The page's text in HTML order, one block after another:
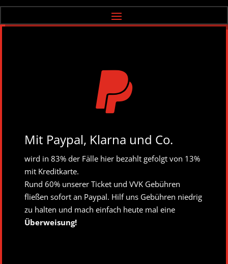

Mit Paypal, Klarna und Co.
wird in 83% der Fälle hier bezahlt gefolgt von 13%
mit Kreditkarte.
Rund 60% unserer Ticket und VVK Gebühren
fließen sofort an Paypal. Hilf uns Gebühren niedrig
zu halten und mach einfach heute mal eine
Überweisung!